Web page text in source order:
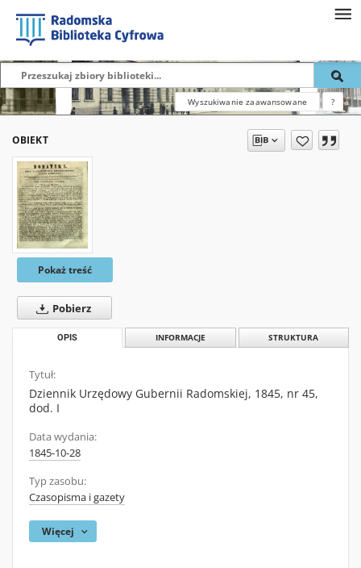
Wyszukiwanie zaawansowane ?
OBIEKT
Pokaż treść
Pobierz
OPIS INFORMACJE STRUKTURA
Tytuł:
Dziennik Urzędowy Gubernii Radomskiej, 1845, nr 45,
dod. I
Data wydania:
1845-10-28
Typ zasobu:
Czasopisma i gazety
Więcej